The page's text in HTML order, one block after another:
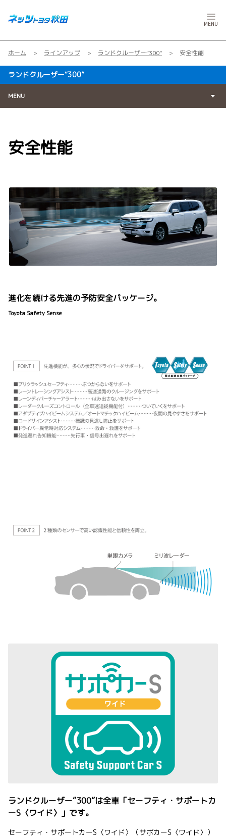
MENU
ホーム ラインアップ ランドクルーザー“300” 安全性能
ランドクルーザー“300”
MENU
安全性能
進化を続ける先進の予防安全パッケージ。
Toyota Safety Sense
ランドクルーザー“300”は全車「セーフティ・サポートカ
ーS〈ワイド〉」です。
セーフティ・サポートカーS〈ワイド〉（サポカーS〈ワイド〉）